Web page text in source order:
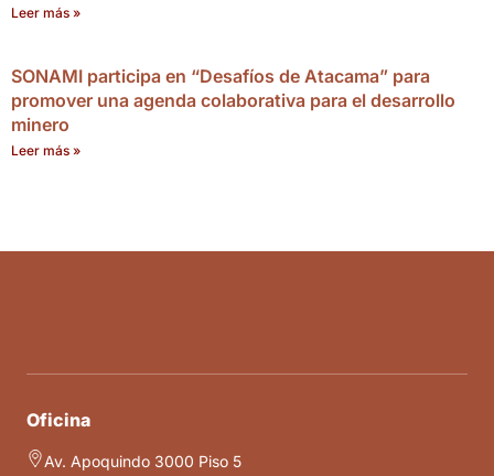
Leer más »
SONAMI participa en “Desafíos de Atacama” para
promover una agenda colaborativa para el desarrollo
minero
Leer más »
Oficina
Av. Apoquindo 3000 Piso 5